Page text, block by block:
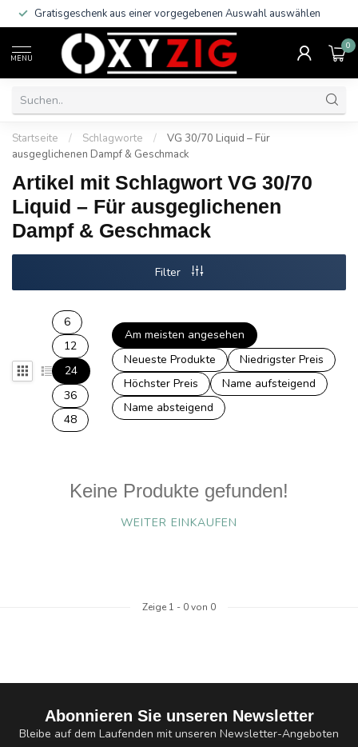
Gratisgeschenk aus einer vorgegebenen Auswahl auswählen
MENU
0
Startseite / Schlagworte /
VG 30/70 Liquid – Für
ausgeglichenen Dampf & Geschmack
Artikel mit Schlagwort VG 30/70
Liquid – Für ausgeglichenen
Dampf & Geschmack
Filter
6
12
24
36
48
Am meisten angesehen
Neueste Produkte
Niedrigster Preis
Höchster Preis
Name aufsteigend
Name absteigend
Keine Produkte gefunden!
WEITER EINKAUFEN
Zeige 1 - 0von 0
Abonnieren Sie unseren Newsletter
Bleibe auf dem Laufenden mit unseren Newsletter-Angeboten